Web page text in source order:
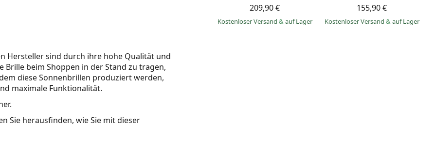
209,90 €
Kostenloser Versand & auf Lager
155,90 €
Kostenloser Versand & auf Lager
Hersteller sind durch ihre hohe Qualität und
beim Shoppen in der Stand zu tragen,
diese Sonnenbrillen produziert werden,
maximale Funktionalität.
Sie herausfinden, wie Sie mit dieser